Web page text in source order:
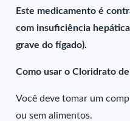
Este medicamento é
com insuficiência
grave do fígado).
Como usar o Cloridrato
Você deve tomar um
ou sem alimentos.